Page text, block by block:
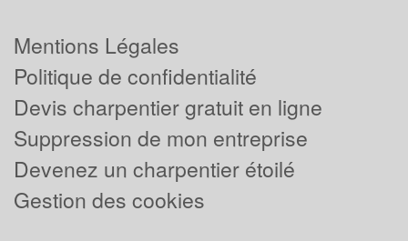
Mentions Légales
Politique de confidentialité
Devis charpentier gratuit en ligne
Suppression de mon entreprise
Devenez un charpentier étoilé
Gestion des cookies